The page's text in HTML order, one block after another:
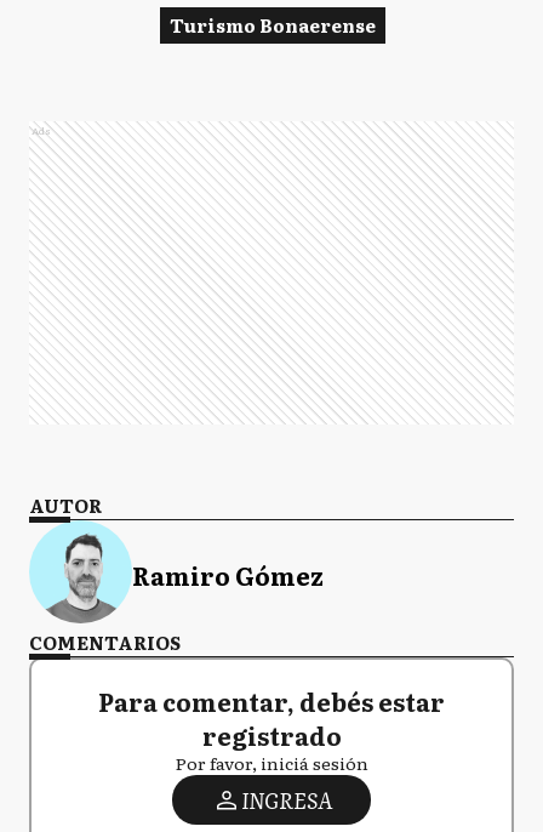
Turismo Bonaerense
Ads
AUTOR
Ramiro Gómez
COMENTARIOS
Para comentar, debés estar
registrado
Por favor, iniciá sesión
INGRESA